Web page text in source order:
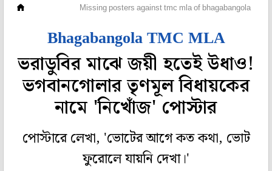
Missing posters against tmc mla of bhagabangola
Bhagabangola TMC MLA
ভরাডুবির মাঝে জয়ী হতেই উধাও!
ভগবানগোলার তৃণমূল বিধায়কের
নামে 'নিখোঁজ' পোস্টার
পোস্টারে লেখা, 'ভোটের আগে কত কথা, ভোট
ফুরোলে যায়নি দেখা।'